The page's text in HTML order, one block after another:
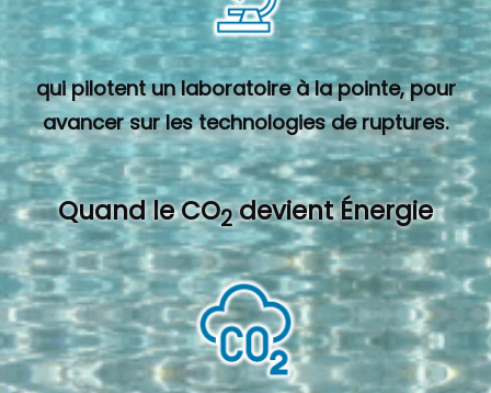
qui pilotent un laboratoire à la pointe, pour
avancer sur les technologies de ruptures.
Quand le CO2devient Énergie